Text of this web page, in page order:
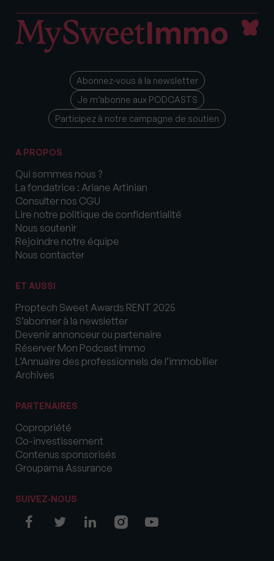
Abonnez-vous à la newsletter
Je m’abonne aux PODCASTS
Participez à notre campagne de soutien
A PROPOS
Qui sommes nous ?
La fondatrice : Ariane Artinian
Consulter nos CGU
Lire notre politique de confidentialité
Nous soutenir
Rejoindre notre équipe
Nous contacter
ET AUSSI
Proptech Sweet Awards RENT 2025
S’abonner à la newsletter
Devenir annonceur ou partenaire
Réserver Mon Podcast Immo
L’Annuaire des professionnels de l’immobilier
Archives
PARTENAIRES
Copropriété
Co-investissement
Contenus sponsorisés
Groupama Assurance
SUIVEZ-NOUS